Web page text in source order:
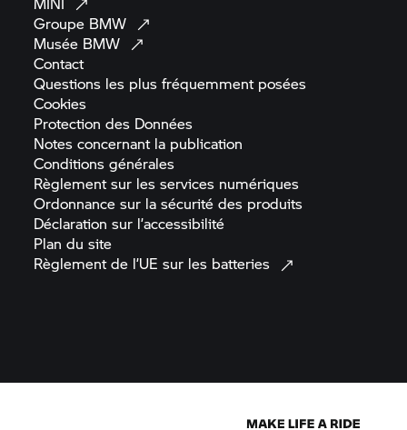
Groupe BMW
Musée BMW
Contact
Questions les plus fréquemment posées
Cookies
Protection des Données
Notes concernant la publication
Conditionsgénérales
Règlement sur les services numériques
Ordonnance sur la sécurité des produits
Déclaration sur l’accessibilité
Plan dusite
Règlement de l’UE sur les batteries